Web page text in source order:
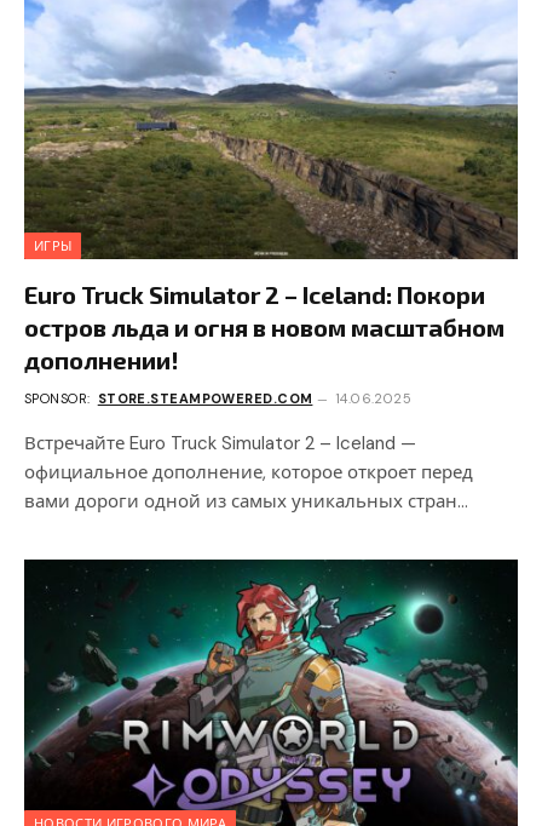
ИГРЫ
Euro Truck Simulator 2 – Iceland: Покори
остров льда и огня в новом масштабном
дополнении!
SPONSOR: STORE.STEAMPOWERED.COM 14.06.2025
Встречайте Euro Truck Simulator 2 – Iceland —
официальное дополнение, которое откроет перед
вами дороги одной из самых уникальных стран…